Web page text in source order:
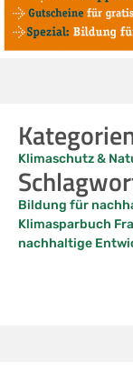
Klimaschutz &
Bildung für
Klimasparbuch
nachhaltige